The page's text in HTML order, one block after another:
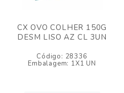
CX OVO COLHER 150G
DESM LISO AZ CL 3UN
Código: 28336
Embalagem: 1X1 UN